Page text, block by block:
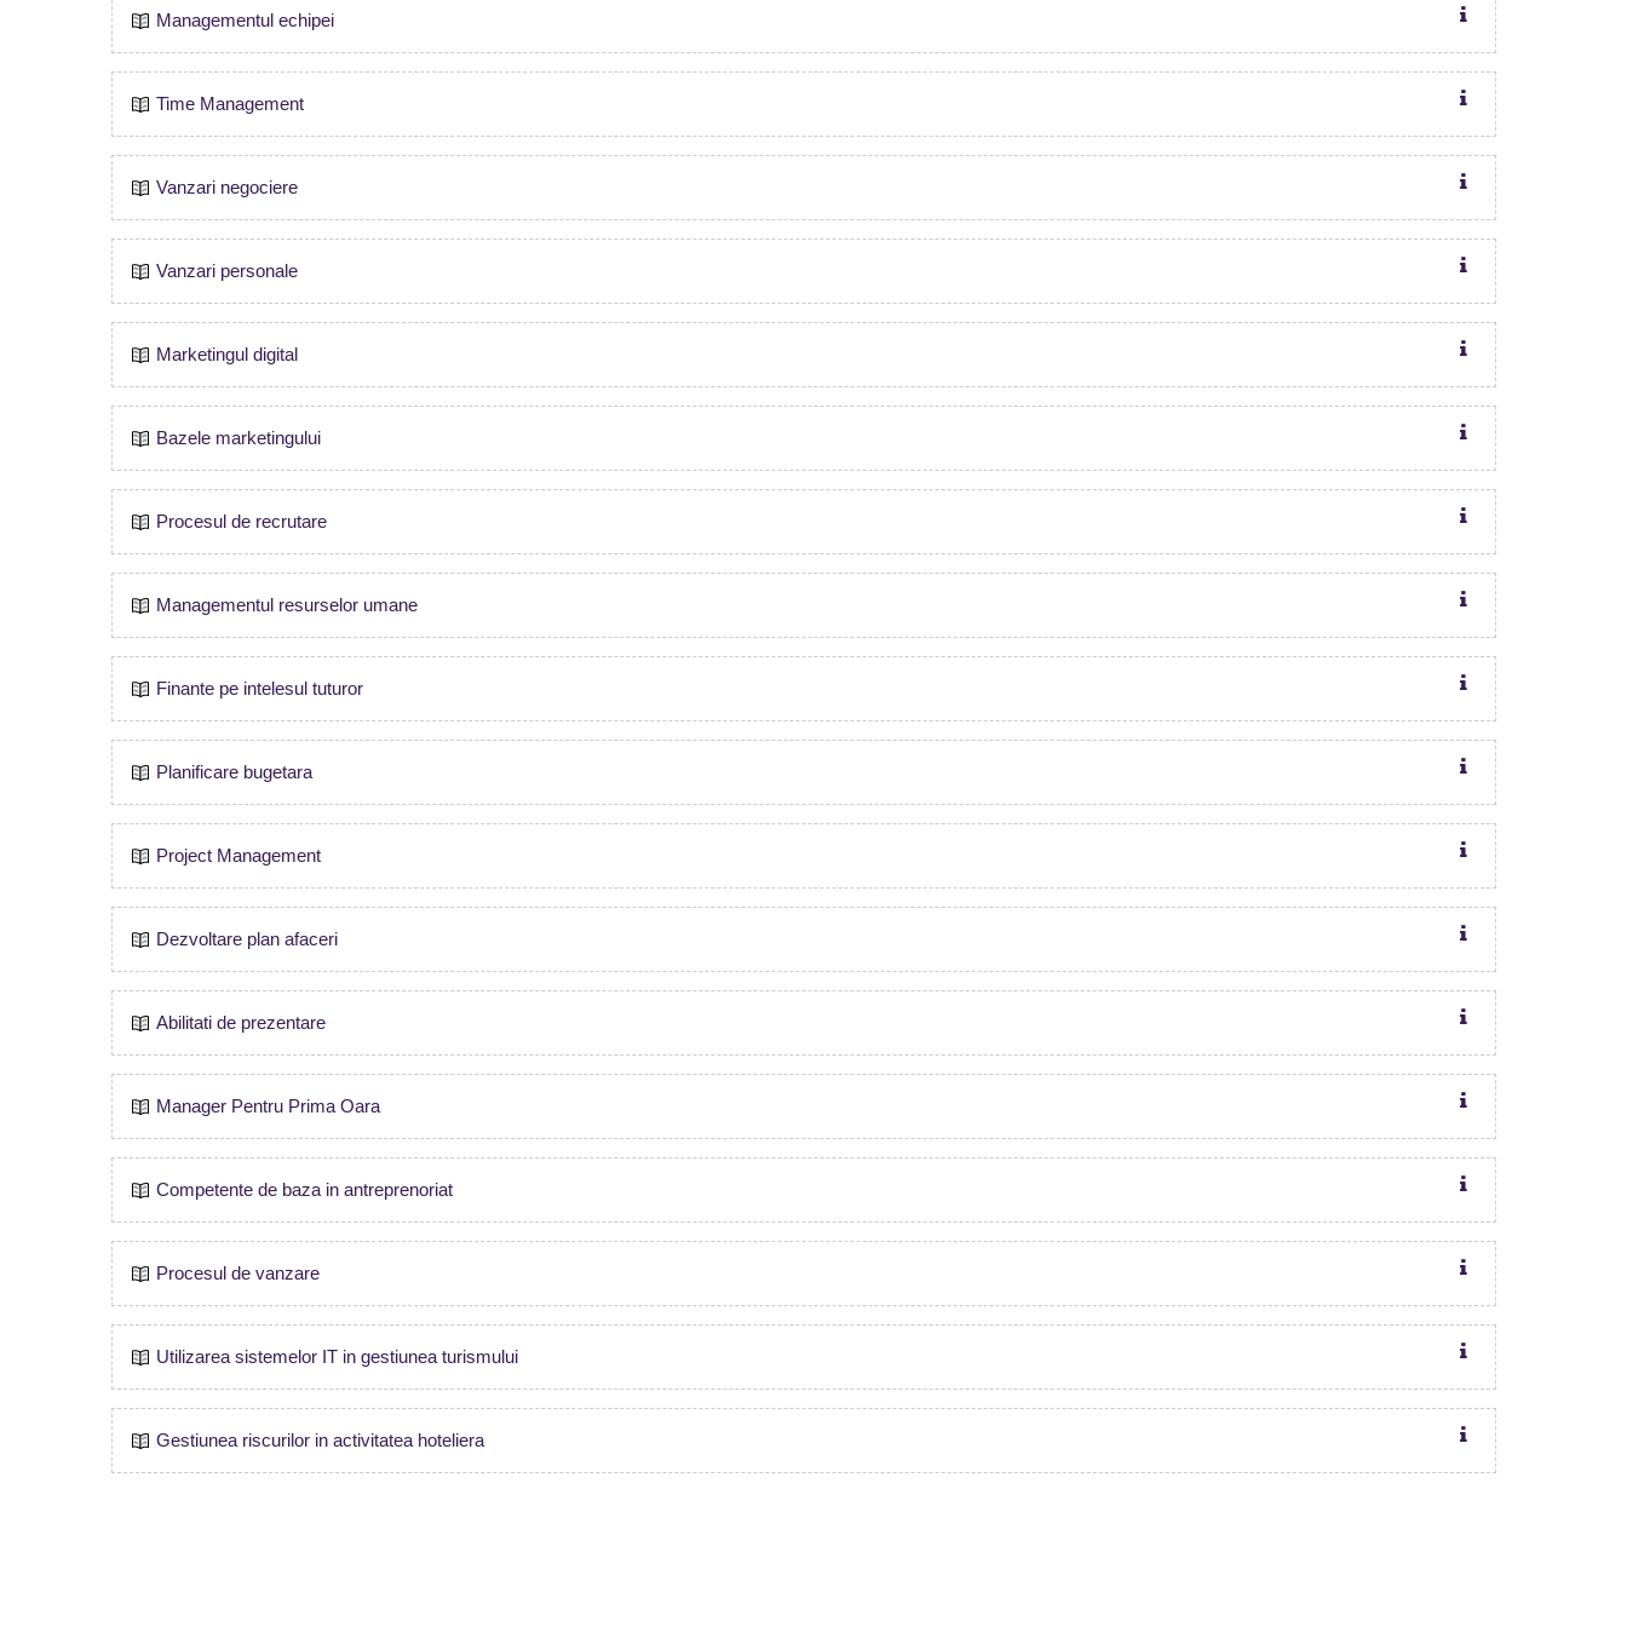
Managementul echipei
Time Management
Vanzari negociere
Vanzari personale
Marketingul digital
Bazele marketingului
Procesul de recrutare
Managementul resurselor umane
Finante pe intelesul tuturor
Planificare bugetara
Project Management
Dezvoltare plan afaceri
Abilitati de prezentare
Manager Pentru Prima Oara
Competente de baza in antreprenoriat
Procesul de vanzare
Utilizarea sistemelor IT in gestiunea turismului
Gestiunea riscurilor in activitatea hoteliera